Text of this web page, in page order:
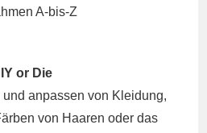
A-bis-Z
or Die
anpassen von Kleidung,
von Haaren oder das